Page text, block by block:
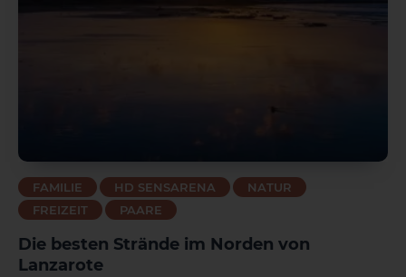
FAMILIE HD SENSARENA
NATUR
FREIZEIT
PAARE
Die besten Strände im Norden von
Lanzarote